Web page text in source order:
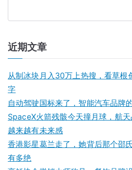
近期文章
从制冰块月入30万上热搜，看草根
字
自动驾驶国标来了，智能汽车品牌
SpaceX火箭残骸今天撞月球，航
越来越有未来感
香港影星葛兰走了，她背后那个邵
有多绝